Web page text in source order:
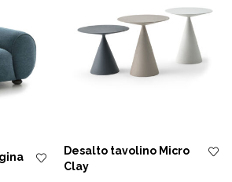
Desalto tavolino Micro
Clay